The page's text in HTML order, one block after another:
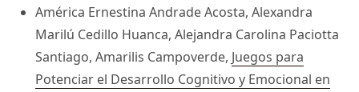
América Ernestina Andrade Acosta, Alexandra
Marilú Cedillo Huanca, Alejandra Carolina Paciotta
Santiago, Amarilis Campoverde, Juegos para
Potenciar el Desarrollo Cognitivo y Emocional en